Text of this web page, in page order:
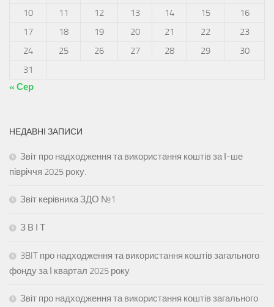
10
11 12 13 14 15
16
17
18 19 20 21 22
23
24
25 26 27 28 29
30
31
« Сер
НЕДАВНІ ЗАПИСИ
Звіт про надходження та використання коштів за І-ше
півріччя 2025 року.
Звіт керівника ЗДО №1
З В І Т
3BIT про надходження та використання коштів загального
фонду за І квартал 2025 року
Звіт про надходження та використання коштів загального